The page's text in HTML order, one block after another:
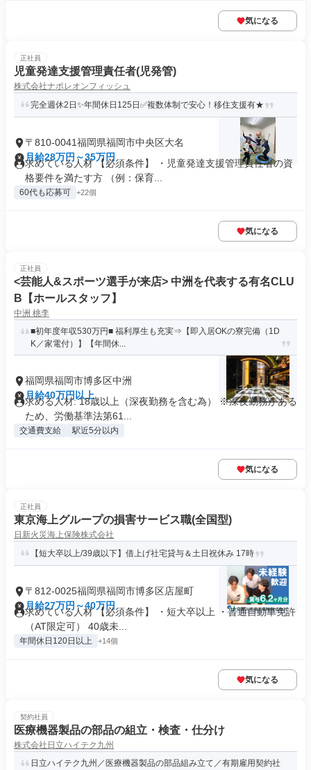
気になる
正社員
児童発達支援管理責任者(児発管)
株式会社ナポレオンフィッシュ
完全週休2日✨年間休日125日✅複数体制で安心！移住支援有★
〒810-0041福岡県福岡市中央区大名
月給28万円～35万円
求めている人材 【必須条件】 ・児童発達支援管理責任者の資
格要件を満たす方 （例：保育...
60代も応募可 +22個
気になる
正社員
<芸能人&スポーツ選手が来店> 中洲を代表する有名CLU
B【ホールスタッフ】
中洲 桃李
■初年度年収530万円■ 福利厚生も充実⇒【即入居OKの寮完備（1D
K／家電付）】【年間休...
福岡県福岡市博多区中洲
月給40万円以上
求める人材: 18歳以上（深夜勤務を含む為） ※深夜勤務がある
ため、労働基準法第61...
交通費支給 駅近5分以内
気になる
正社員
東京海上グループの損害サービス職(全国型)
日新火災海上保険株式会社
【短大卒以上/39歳以下】借上げ社宅貸与＆土日祝休み 17時
〒812-0025福岡県福岡市博多区店屋町
月給27万円～40万円
求めている人材 【必須条件】 ・短大卒以上 ・普通自動車免許
（AT限定可） 40歳未...
年間休日120日以上 +14個
気になる
契約社員
医療機器製品の部品の組立・検査・仕分け
株式会社日立ハイテク九州
日立ハイテク九州／医療機器製品の部品組み立て／有期雇用契約社